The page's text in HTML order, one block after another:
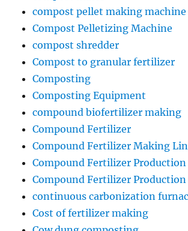
compost pellet making machine
Compost Pelletizing Machine
compost shredder
Compost to granular fertilizer
Composting
Composting Equipment
compound biofertilizer making
Compound Fertilizer
Compound Fertilizer Making
Compound Fertilizer Production
Compound Fertilizer Production
continuous carbonization
Cost of fertilizer making